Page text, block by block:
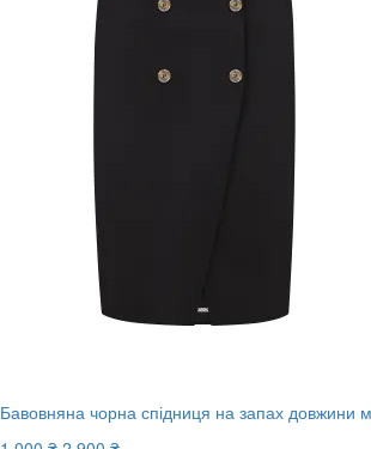
Бавовняна чорна спідниця на запах довжини